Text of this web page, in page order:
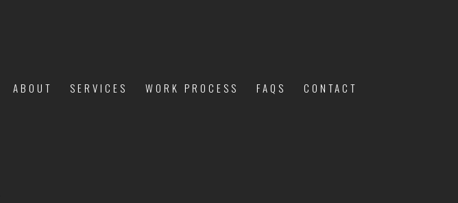
ABOUT SERVICES WORK PROCESS FAQS CONTACT